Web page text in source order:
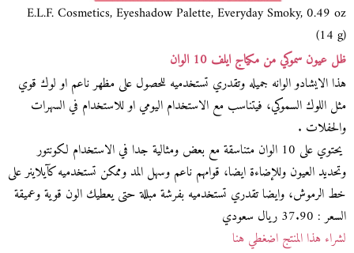
E.L.F. Cosmetics, Eyeshadow Palette, Everyday Smoky, 0.49 oz
(14 g)
ظل عيون سموكي من مكياج ايلف 10 الوان
هذا الايشادو الوانه جميله وتقدري تستخدميه للحصول على مظهر ناعم او لوك قوي
مثل اللوك السموكي، فيتناسب مع الاستخدام اليومي او للاستخدام في السهرات
والحفلات .
يحتوي على 10 الوان متناسقة مع بعض ومثالية جدا في الاستخدام لكونتور
وتحديد العيون وللإضاءة ايضا، قوامهم ناعم وسهل المد وممكن تستخدميه كآيلاينر على
خط الرموش، وايضا تقدري تستخدميه بفرشة مبللة حتى يعطيك الون قوية وعميقة
السعر : 37.90 ريال سعودي
لشراء هذا المنتج اضغطي هنا